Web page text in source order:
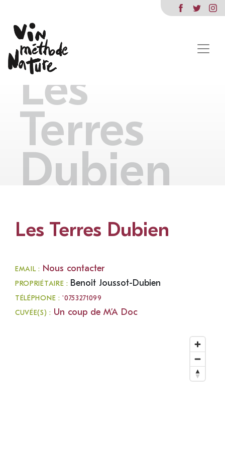
Les
Terres
Dubien
Les Terres Dubien
EMAIL : Nous contacter
PROPRIÉTAIRE : Benoit Joussot-Dubien
TÉLÉPHONE :'0753271099
CUVÉE(S) : Un coup de M’A Doc